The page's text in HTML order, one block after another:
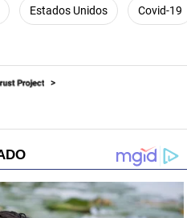
Estados Unidos Covid-19